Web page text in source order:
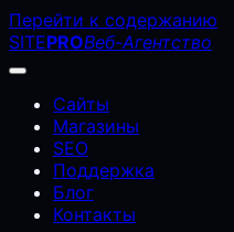
Перейти к содержанию
SITEPROВеб-Агентство
Сайты
Магазины
SEO
Поддержка
Блог
Контакты